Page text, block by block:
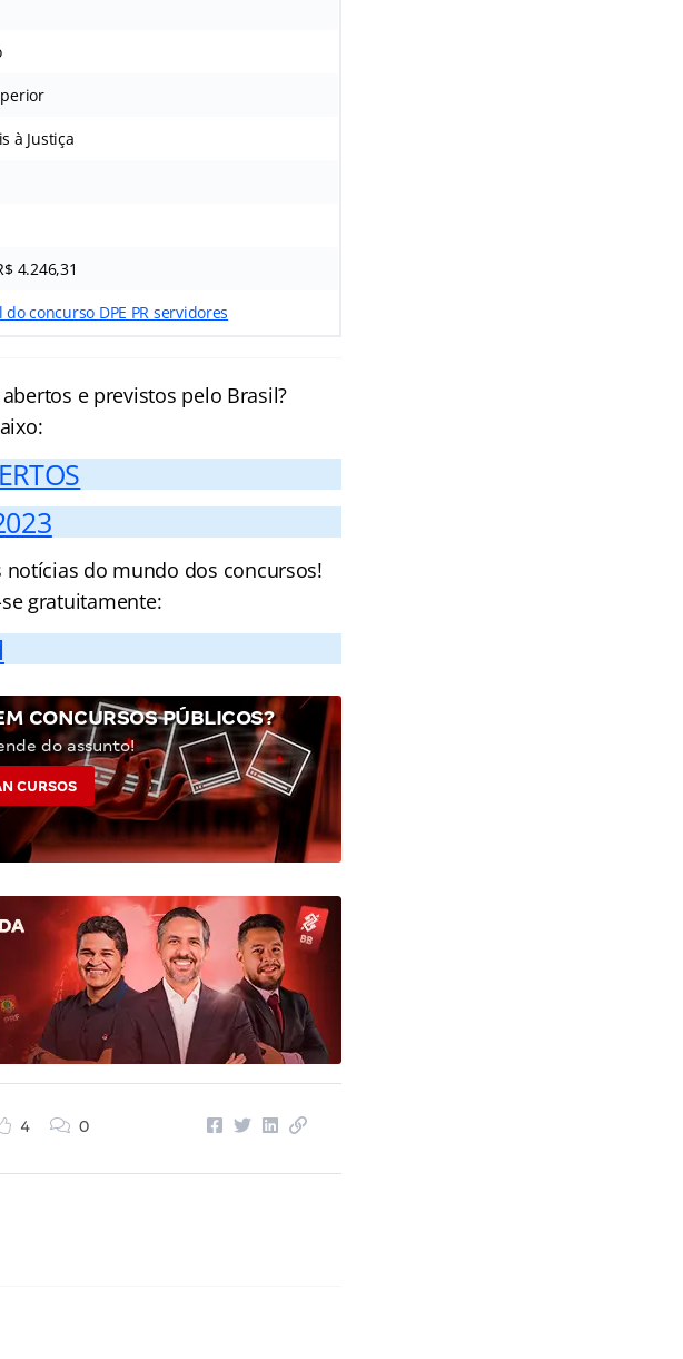
à Justiça
4.246,31
concurso DPE PR servidores
e previstos pelo Brasil?
do mundo dos concursos!
gratuitamente:
CONCURSOS PÚBLICOS?
do assunto!
CURSOS
4 0